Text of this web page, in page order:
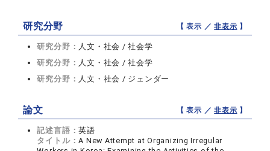
研究分野 【 表示 ／非表示 】
研究分野： 人文・社会 / 社会学
研究分野： 人文・社会 / 社会学
研究分野： 人文・社会 / ジェンダー
論文 【 表示 ／非表示 】
記述言語：英語
タイトル：A New Attempt at Organizing Irregular